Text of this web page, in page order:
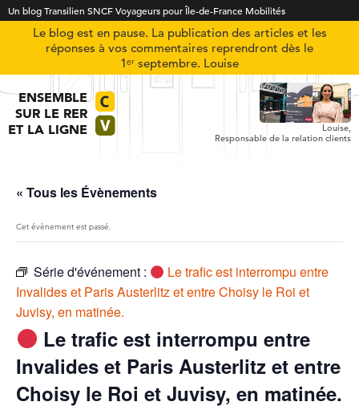
Un blog Transilien SNCF Voyageurs pour Île-de-France Mobilités
Le blog est en pause. La publication des articles et les
réponses à vos commentaires reprendront dès le
1ᵉʳ septembre. Louise
ENSEMBLE
SUR LE RER
ET LA LIGNE
Louise,
Responsable de la relation clients
« Tous les Évènements
Cet évènement est passé.
Série d'événement :
Le trafic est interrompu entre
Invalides et Paris Austerlitz et entre Choisy le Roi et
Juvisy, en matinée.
Le trafic est interrompu entre
Invalides et Paris Austerlitz et entre
Choisy le Roi et Juvisy, en matinée.